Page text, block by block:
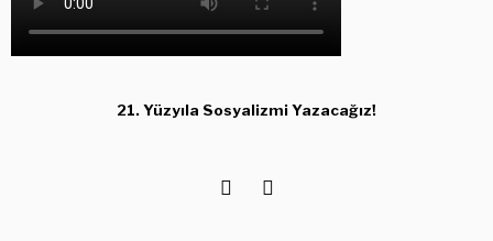
21. Yüzyıla Sosyalizmi Yazacağız!